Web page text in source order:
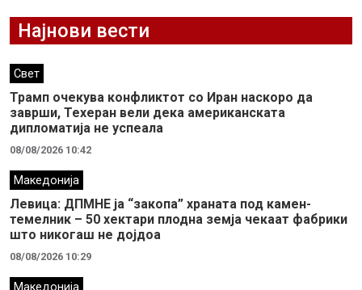
Најнови вести
Свет
Трамп очекува конфликтот со Иран наскоро да
заврши, Техеран вели дека американската
дипломатија не успеала
08/08/2026 10:42
Македонија
Левица: ДПМНЕ ја “закопа” храната под камен-
темелник – 50 хектари плодна земја чекаат фабрики
што никогаш не дојдоа
08/08/2026 10:29
Македонија